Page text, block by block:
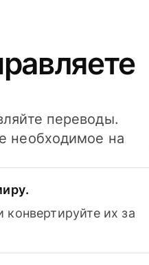
переводы.
необходимое на
их за